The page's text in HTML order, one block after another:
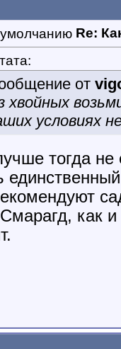
Re:
от
хвойных
условиях
тогда не
как